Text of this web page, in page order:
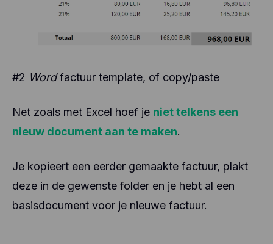
#2 Wordfactuur template, of copy/paste
Net zoals met Excel hoef je niet telkens een
nieuw document aan te maken.
Je kopieert een eerder gemaakte factuur, plakt
deze in de gewenste folder en je hebt al een
basisdocument voor je nieuwe factuur.